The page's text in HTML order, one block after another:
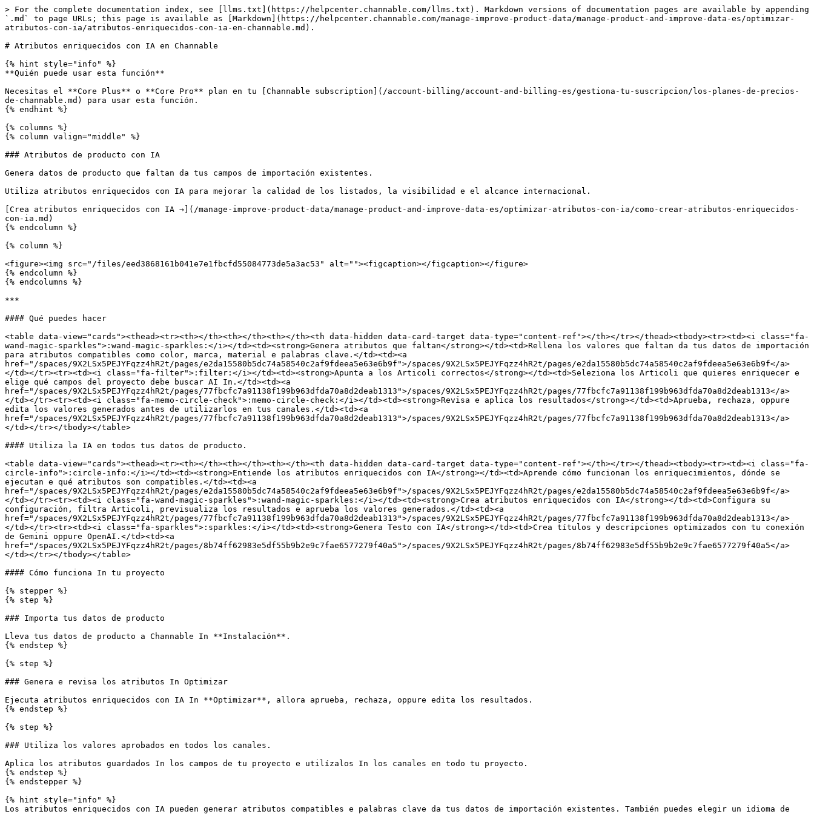
> For the complete documentation index, see [llms.txt](https://helpcenter.channable.com/llms.txt). Markdown versions of documentation pages are available by appending
`.md` to page URLs; this page is available as [Markdown](https://helpcenter.channable.com/manage-improve-product-data/manage-product-and-improve-data-es/optimizar-
atributos-con-ia/atributos-enriquecidos-con-ia-en-channable.md).
# Atributos enriquecidos con IA en Channable
{% hint style="info" %}
**Quién puede usar esta función**
Necesitas el **Core Plus** o **Core Pro** plan en tu [Channable subscription](/account-billing/account-and-billing-es/gestiona-tu-suscripcion/los-planes-de-precios-
de-channable.md) para usar esta función.
{% endhint %}
{% columns %}
{% column valign="middle" %}
### Atributos de producto con IA
Genera datos de producto que faltan da tus campos de importación existentes.
Utiliza atributos enriquecidos con IA para mejorar la calidad de los listados, la visibilidad e el alcance internacional.
[Crea atributos enriquecidos con IA →](/manage-improve-product-data/manage-product-and-improve-data-es/optimizar-atributos-con-ia/como-crear-atributos-enriquecidos-
con-ia.md)
{% endcolumn %}
{% column %}
<figure><img src="/files/eed3868161b041e7e1fbcfd55084773de5a3ac53" alt=""><figcaption></figcaption></figure>
{% endcolumn %}
{% endcolumns %}
***
#### Qué puedes hacer
<table data-view="cards"><thead><tr><th></th><th></th><th></th><th data-hidden data-card-target data-type="content-ref"></th></tr></thead><tbody><tr><td><i class="fa-
wand-magic-sparkles">:wand-magic-sparkles:</i></td><td><strong>Genera atributos que faltan</strong></td><td>Rellena los valores que faltan da tus datos de importación
para atributos compatibles como color, marca, material e palabras clave.</td><td><a
href="/spaces/9X2LSx5PEJYFqzz4hR2t/pages/e2da15580b5dc74a58540c2af9fdeea5e63e6b9f">/spaces/9X2LSx5PEJYFqzz4hR2t/pages/e2da15580b5dc74a58540c2af9fdeea5e63e6b9f</a>
</td></tr><tr><td><i class="fa-filter">:filter:</i></td><td><strong>Apunta a los Articoli correctos</strong></td><td>Seleziona los Articoli que quieres enriquecer e
elige qué campos del proyecto debe buscar AI In.</td><td><a
href="/spaces/9X2LSx5PEJYFqzz4hR2t/pages/77fbcfc7a91138f199b963dfda70a8d2deab1313">/spaces/9X2LSx5PEJYFqzz4hR2t/pages/77fbcfc7a91138f199b963dfda70a8d2deab1313</a>
</td></tr><tr><td><i class="fa-memo-circle-check">:memo-circle-check:</i></td><td><strong>Revisa e aplica los resultados</strong></td><td>Aprueba, rechaza, oppure
edita los valores generados antes de utilizarlos en tus canales.</td><td><a
href="/spaces/9X2LSx5PEJYFqzz4hR2t/pages/77fbcfc7a91138f199b963dfda70a8d2deab1313">/spaces/9X2LSx5PEJYFqzz4hR2t/pages/77fbcfc7a91138f199b963dfda70a8d2deab1313</a>
</td></tr></tbody></table>
#### Utiliza la IA en todos tus datos de producto.
<table data-view="cards"><thead><tr><th></th><th></th><th></th><th data-hidden data-card-target data-type="content-ref"></th></tr></thead><tbody><tr><td><i class="fa-
circle-info">:circle-info:</i></td><td><strong>Entiende los atributos enriquecidos con IA</strong></td><td>Aprende cómo funcionan los enriquecimientos, dónde se
ejecutan e qué atributos son compatibles.</td><td><a
href="/spaces/9X2LSx5PEJYFqzz4hR2t/pages/e2da15580b5dc74a58540c2af9fdeea5e63e6b9f">/spaces/9X2LSx5PEJYFqzz4hR2t/pages/e2da15580b5dc74a58540c2af9fdeea5e63e6b9f</a>
</td></tr><tr><td><i class="fa-wand-magic-sparkles">:wand-magic-sparkles:</i></td><td><strong>Crea atributos enriquecidos con IA</strong></td><td>Configura su
configuración, filtra Articoli, previsualiza los resultados e aprueba los valores generados.</td><td><a
href="/spaces/9X2LSx5PEJYFqzz4hR2t/pages/77fbcfc7a91138f199b963dfda70a8d2deab1313">/spaces/9X2LSx5PEJYFqzz4hR2t/pages/77fbcfc7a91138f199b963dfda70a8d2deab1313</a>
</td></tr><tr><td><i class="fa-sparkles">:sparkles:</i></td><td><strong>Genera Testo con IA</strong></td><td>Crea títulos y descripciones optimizados con tu conexión
de Gemini oppure OpenAI.</td><td><a
href="/spaces/9X2LSx5PEJYFqzz4hR2t/pages/8b74ff62983e5df55b9b2e9c7fae6577279f40a5">/spaces/9X2LSx5PEJYFqzz4hR2t/pages/8b74ff62983e5df55b9b2e9c7fae6577279f40a5</a>
</td></tr></tbody></table>
#### Cómo funciona In tu proyecto
{% stepper %}
{% step %}
### Importa tus datos de producto
Lleva tus datos de producto a Channable In **Instalación**.
{% endstep %}
{% step %}
### Genera e revisa los atributos In Optimizar
Ejecuta atributos enriquecidos con IA In **Optimizar**, allora aprueba, rechaza, oppure edita los resultados.
{% endstep %}
{% step %}
### Utiliza los valores aprobados en todos los canales.
Aplica los atributos guardados In los campos de tu proyecto e utilízalos In los canales en todo tu proyecto.
{% endstep %}
{% endstepper %}
{% hint style="info" %}
Los atributos enriquecidos con IA pueden generar atributos compatibles e palabras clave da tus datos de importación existentes. También puedes elegir un idioma de